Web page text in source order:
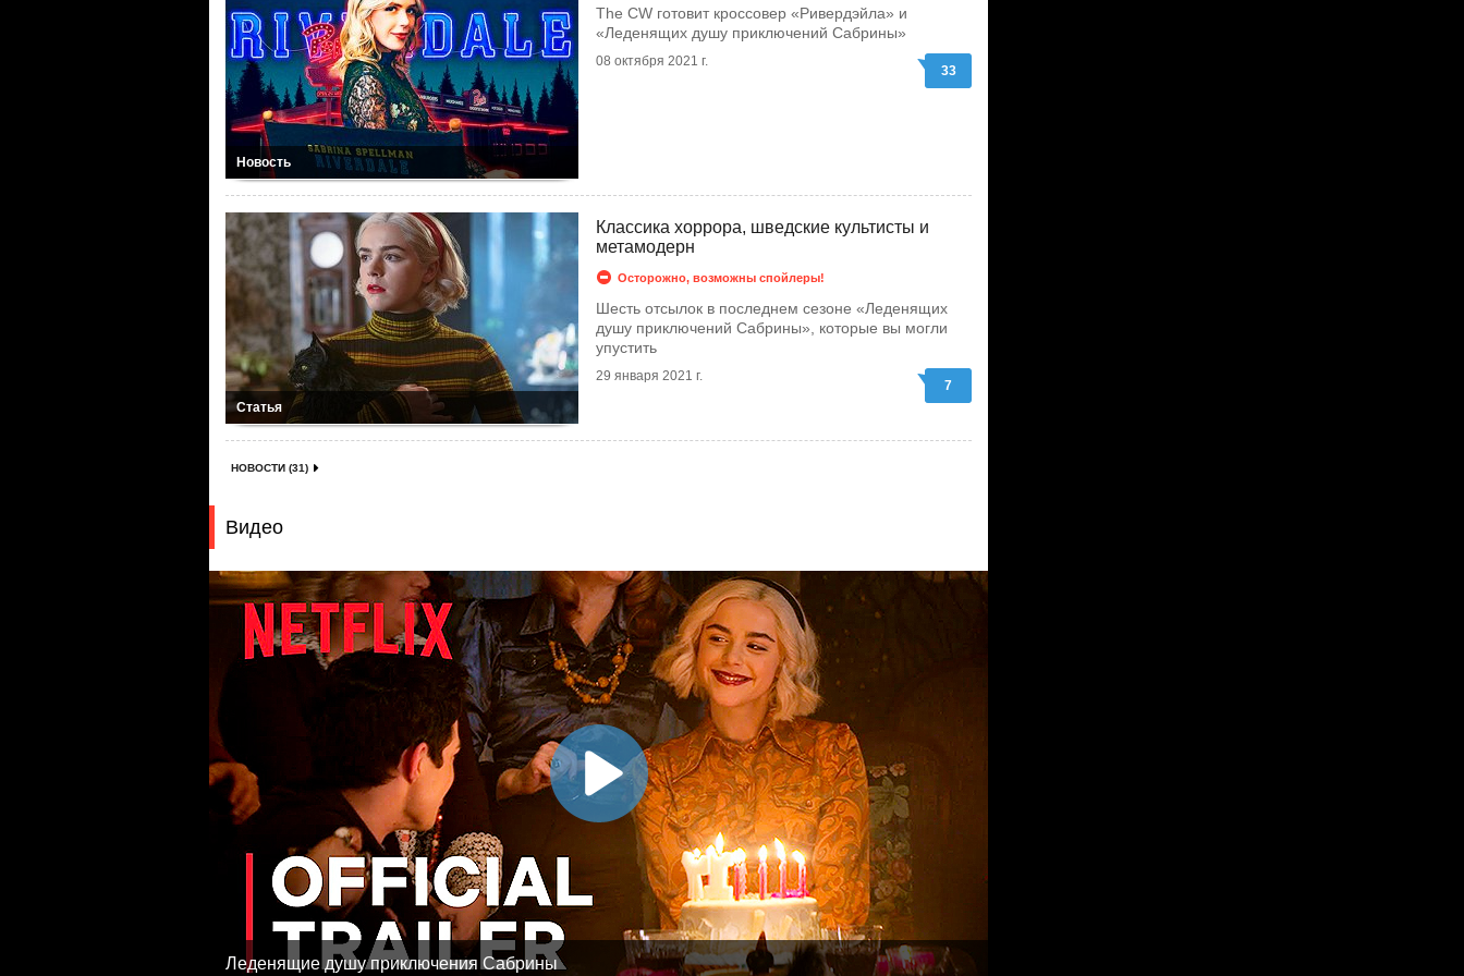
Новость
The CW готовит кроссовер «Ривердэйла» и
«Леденящих душу приключений Сабрины»
08 октября 2021 г.
33
Статья
Классика хоррора, шведские культисты и
метамодерн
Осторожно, возможны спойлеры!
Шесть отсылок в последнем сезоне «Леденящих
душу приключений Сабрины», которые вы могли
упустить
29 января 2021 г.
7
НОВОСТИ (31)
Видео
Леденящие душу приключения Сабрины